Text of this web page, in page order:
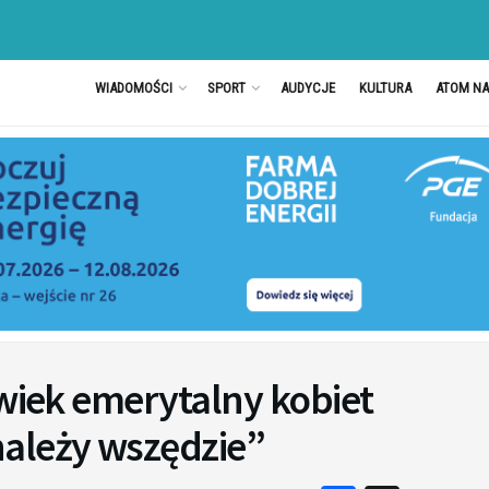
WIADOMOŚCI SPORT AUDYCJE KULTURA ATOM
emerytalny kobiet
wszędzie”